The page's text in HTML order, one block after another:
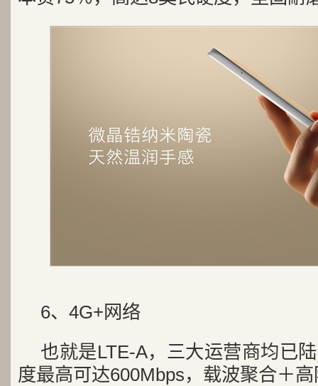
6、4G+网络
也就是LTE-A，三大运营商均已
度最高可达600Mbps，载波聚合＋